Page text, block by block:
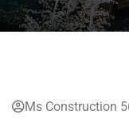
Ms Construction